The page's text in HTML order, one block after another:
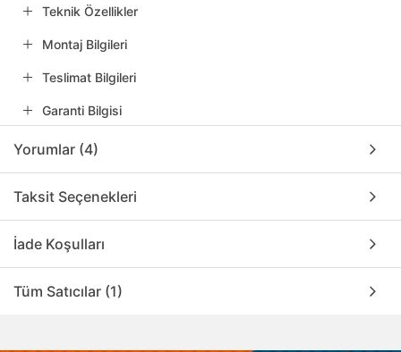
Teknik Özellikler
Montaj Bilgileri
Teslimat Bilgileri
Garanti Bilgisi
Yorumlar (4)
Taksit Seçenekleri
İade Koşulları
Tüm Satıcılar (1)